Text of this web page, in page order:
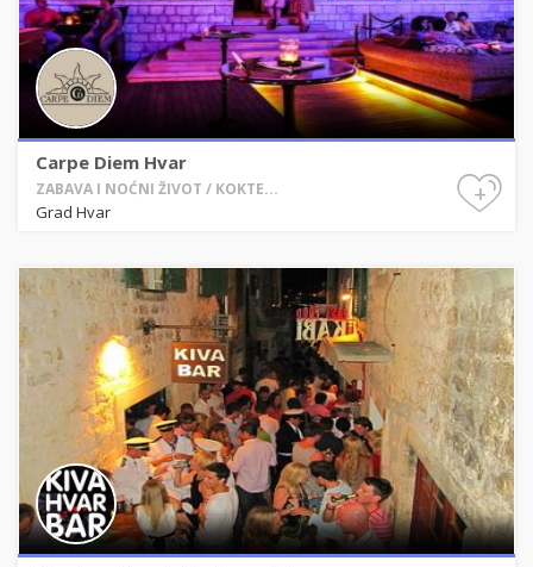
Carpe Diem Hvar
ZABAVA I NOĆNI ŽIVOT / KOKTE...
Grad Hvar
+